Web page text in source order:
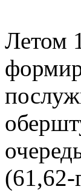
Летом
(61,62-